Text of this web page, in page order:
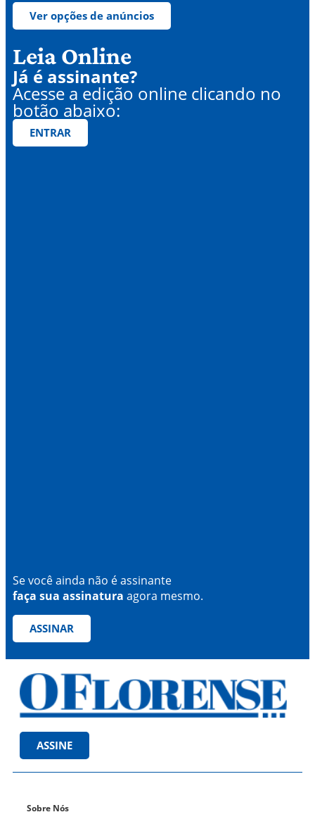
Ver opções de anúncios
Leia Online
Já é assinante?
Acesse a edição online clicando no
botão abaixo:
ENTRAR
Se você ainda não é assinante
faça sua assinatura agora mesmo.
ASSINAR
ASSINE
Sobre Nós